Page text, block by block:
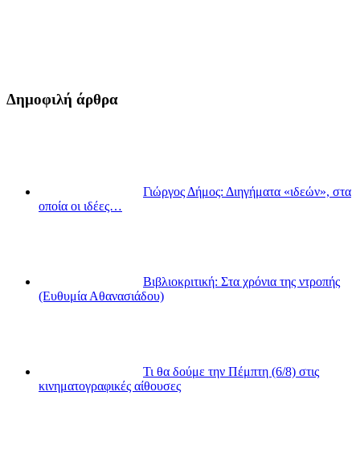
Δημοφιλή άρθρα
Γιώργος Δήμος: Διηγήματα «ιδεών», στα
οποία οι ιδέες…
Βιβλιοκριτική: Στα χρόνια της ντροπής
(Ευθυμία Αθανασιάδου)
Τι θα δούμε την Πέμπτη (6/8) στις
κινηματογραφικές αίθουσες